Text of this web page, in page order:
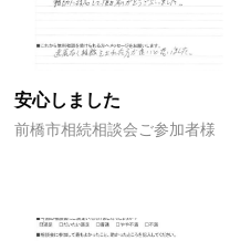
安心しました
前橋市相続相談会ご参加者様